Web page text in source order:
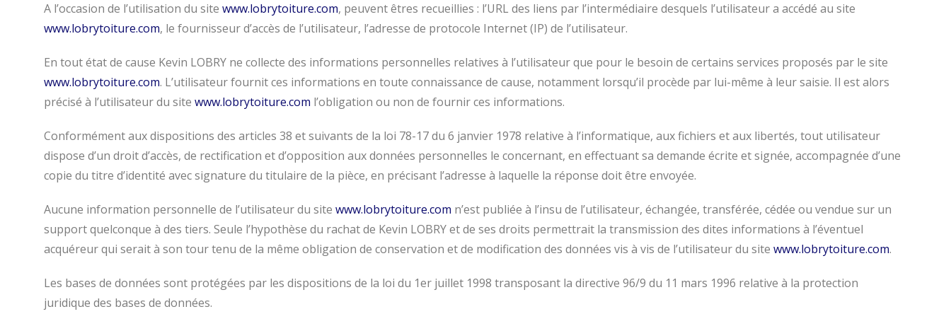
A l’occasion de l’utilisation du site www.lobrytoiture.com, peuvent êtres recueillies : l’URL des liens par l’intermédiaire desquels l’utilisateur a accédé au site
www.lobrytoiture.com, le fournisseur d’accès de l’utilisateur, l’adresse de protocole Internet (IP) de l’utilisateur.
En tout état de cause Kevin LOBRY ne collecte des informations personnelles relatives à l’utilisateur que pour le besoin de certains services proposés par le site
www.lobrytoiture.com. L’utilisateur fournit ces informations en toute connaissance de cause, notamment lorsqu’il procède par lui-même à leur saisie. Il est alors
précisé à l’utilisateur du site www.lobrytoiture.com l’obligation ou non de fournir ces informations.
Conformément aux dispositions des articles 38 et suivants de la loi 78-17 du 6 janvier 1978 relative à l’informatique, aux fichiers et aux libertés, tout utilisateur
dispose d’un droit d’accès, de rectification et d’opposition aux données personnelles le concernant, en effectuant sa demande écrite et signée, accompagnée d’une
copie du titre d’identité avec signature du titulaire de la pièce, en précisant l’adresse à laquelle la réponse doit être envoyée.
Aucune information personnelle de l’utilisateur du site www.lobrytoiture.com n’est publiée à l’insu de l’utilisateur, échangée, transférée, cédée ou vendue sur un
support quelconque à des tiers. Seule l’hypothèse du rachat de Kevin LOBRY et de ses droits permettrait la transmission des dites informations à l’éventuel
acquéreur qui serait à son tour tenu de la même obligation de conservation et de modification des données vis à vis de l’utilisateur du site www.lobrytoiture.com.
Les bases de données sont protégées par les dispositions de la loi du 1er juillet 1998 transposant la directive 96/9 du 11 mars 1996 relative à la protection
juridique des bases de données.